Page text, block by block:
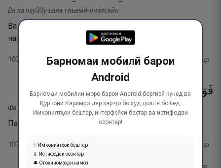
Ва ла яҳуЗЗу ъала таъами-л-мискӣн.
Ва мардумро ба таъом додани мискин тарғиб
намекунад.
107 тафсир
فَوَيْلٌۭ لِّلْمُصَلِّينَ ۝٤
Фа вайлу-л лил мусаллӣн.
Пас, вой бар он намозгузорон!
107 тафсир
Барномаи мобилӣ барои
Android
Барномаи мобилии моро барои Android боргирӣ кунед ва
Қуръони Каримро дар ҳар ҷо бо худ дошта бошед.
Имкониятҳои бештар, интерфейси беҳтар ва истифодаи
осонтар!
✨ Имкониятҳои бештар
📱 Истифодаи осонтар
🔔 Огоҳиномаҳои намоз